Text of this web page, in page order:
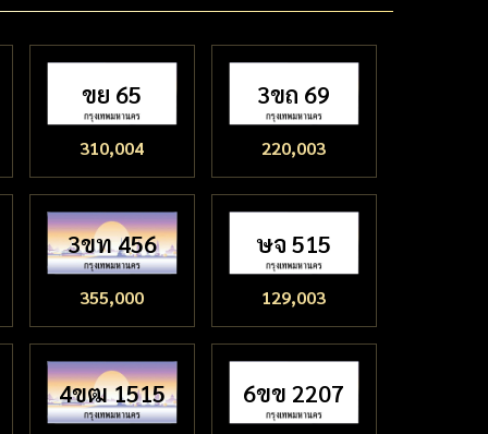
ขย 65
310,004
3ขถ 69
220,003
3ขท 456
355,000
ษจ 515
129,003
4ขฒ 1515 6ขข 2207